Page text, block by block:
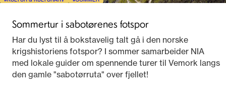
Sommertur i sabotørenes fotspor
Har du lyst til å bokstavelig talt gå i den norske
krigshistoriens fotspor? I sommer samarbeider NIA
med lokale guider om spennende turer til Vemork langs
den gamle "sabotørruta" over fjellet!